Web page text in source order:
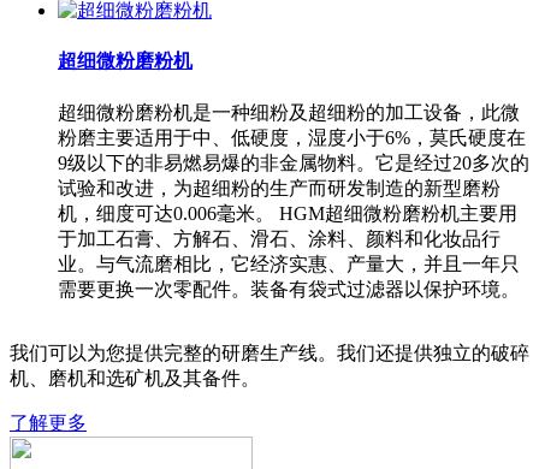
超细微粉磨粉机
超细微粉磨粉机是一种细粉及超细粉的加工设备，此微
粉磨主要适用于中、低硬度，湿度小于6%，莫氏硬度在
9级以下的非易燃易爆的非金属物料。它是经过20多次的
试验和改进，为超细粉的生产而研发制造的新型磨粉
机，细度可达0.006毫米。 HGM超细微粉磨粉机主要用
于加工石膏、方解石、滑石、涂料、颜料和化妆品行
业。与气流磨相比，它经济实惠、产量大，并且一年只
需要更换一次零配件。装备有袋式过滤器以保护环境。
我们可以为您提供完整的研磨生产线。我们还提供独立的破碎
机、磨机和选矿机及其备件。
了解更多